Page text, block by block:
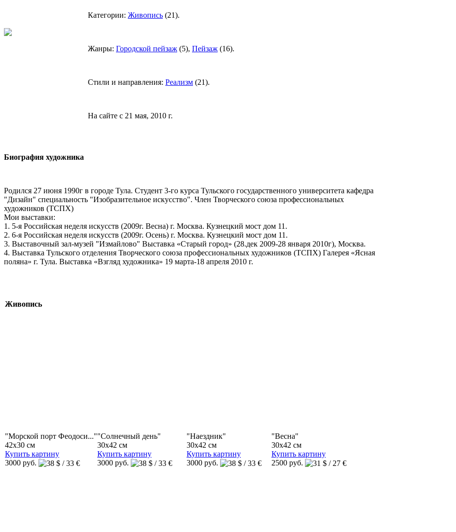
Категории: Живопись (21).
Жанры: Городской пейзаж (5), Пейзаж (16).
Стили и направления: Реализм (21).
На сайте с 21 мая, 2010 г.
Биография художника
Родился 27 июня 1990г в городе Тула. Студент 3-го курса Тульского государственного университета кафедра
"Дизайн" специальность "Изобразительное искусство". Член Творческого союза профессиональных
художников (ТСПХ)
Мои выставки:
1. 5-я Российская неделя искусств (2009г. Весна) г. Москва. Кузнецкий мост дом 11.
2. 6-я Российская неделя искусств (2009г. Осень) г. Москва. Кузнецкий мост дом 11.
3. Выставочный зал-музей "Измайлово" Выставка «Старый город» (28.дек 2009-28 января 2010г), Москва.
4. Выставка Тульского отделения Творческого союза профессиональных художников (ТСПХ) Галерея «Ясная
поляна» г. Тула. Выставка «Взгляд художника» 19 марта-18 апреля 2010 г.
Живопись
"Морской порт Феодоси..."
42x30 см
Купить картину
3000 руб.
"Солнечный день"
30x42 см
Купить картину
3000 руб.
"Наездник"
30x42 см
Купить картину
3000 руб.
"Весна"
30x42 см
Купить картину
2500 руб.